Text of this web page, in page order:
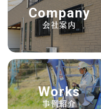
Company
会社案内
Works
事例紹介